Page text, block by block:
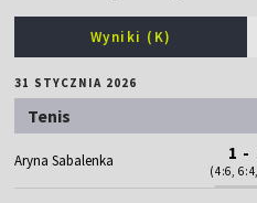
Wyniki (K)
31 STYCZNIA 2026
Tenis
Aryna Sabalenka 1 -
(4:6,